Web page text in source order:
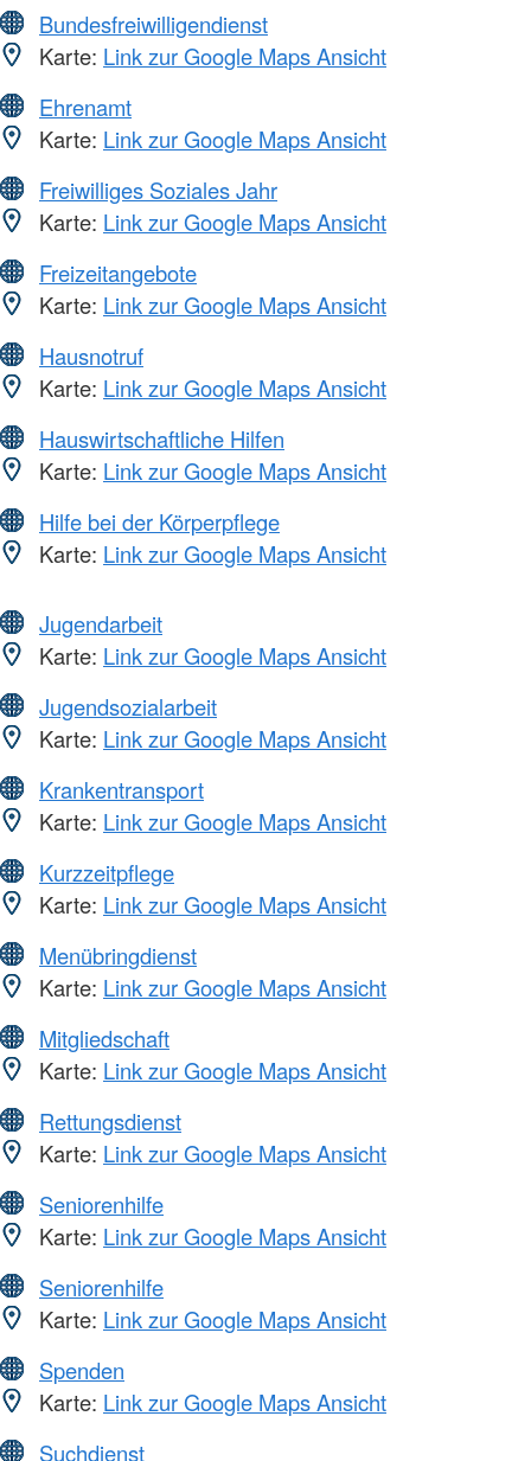
Bundesfreiwilligendienst
Karte: Link zur Google Maps Ansicht
Ehrenamt
Karte: Link zur Google Maps Ansicht
Freiwilliges Soziales Jahr
Karte: Link zur Google Maps Ansicht
Freizeitangebote
Karte: Link zur Google Maps Ansicht
Hausnotruf
Karte: Link zur Google Maps Ansicht
Hauswirtschaftliche Hilfen
Karte: Link zur Google Maps Ansicht
Hilfe bei der Körperpflege
Karte: Link zur Google Maps Ansicht
Jugendarbeit
Karte: Link zur Google Maps Ansicht
Jugendsozialarbeit
Karte: Link zur Google Maps Ansicht
Krankentransport
Karte: Link zur Google Maps Ansicht
Kurzzeitpflege
Karte: Link zur Google Maps Ansicht
Menübringdienst
Karte: Link zur Google Maps Ansicht
Mitgliedschaft
Karte: Link zur Google Maps Ansicht
Rettungsdienst
Karte: Link zur Google Maps Ansicht
Seniorenhilfe
Karte: Link zur Google Maps Ansicht
Seniorenhilfe
Karte: Link zur Google Maps Ansicht
Spenden
Karte: Link zur Google Maps Ansicht
Suchdienst